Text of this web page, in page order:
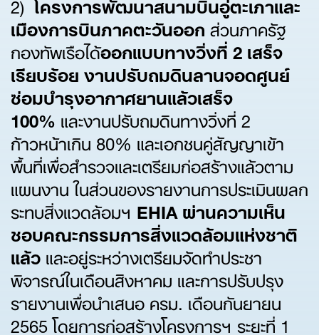
เมืองการบินภาคตะวันออกส่วนภาครัฐ
กองทัพเรือได้ออกแบบทางวิ่งที่2 เสร็จ
เรียบร้อย งานปรับถมดินลานจอดศูนย์
ซ่อมบำรุงอากาศยานแล้วเสร็จ
100% และงานปรับถมดินทางวิ่งที่ 2
ก้าวหน้าเกิน 80% และเอกชนคู่สัญญาเข้า
พื้นที่เพื่อสำรวจและเตรียมก่อสร้างแล้วตาม
แผนงาน ในส่วนของรายงานการประเมินผลก
ระทบสิ่งแวดล้อมฯ EHIA ผ่านความเห็น
ชอบคณะกรรมการสิ่งแวดล้อมแห่งชาติ
แล้วและอยู่ระหว่างเตรียมจัดทำประชา
พิจารณ์ในเดือนสิงหาคม และการปรับปรุง
รายงานเพื่อนำเสนอ ครม. เดือนกันยายน
2565 โดยการก่อสร้างโครงการฯ ระยะที่ 1